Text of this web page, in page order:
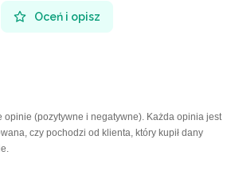
Oceń i opisz
opinie (pozytywne i negatywne). Każda opinia jest
czy pochodzi od klienta, który kupił dany